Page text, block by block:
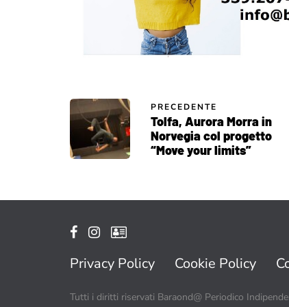
PRECEDENTE
Tolfa, Aurora Morra in
Norvegia col progetto
“Move your limits”
Privacy Policy Cookie Policy
Tutti i diritti riservati Baraond@ Periodico